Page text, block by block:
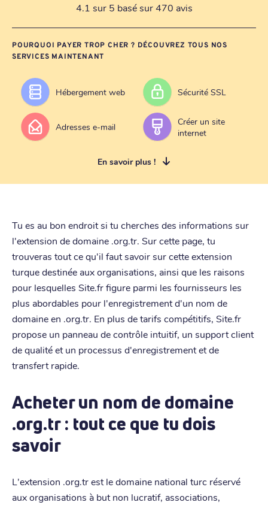
4.1 sur 5 basé sur 470 avis
POURQUOI PAYER TROP CHER ? DÉCOUVREZ TOUS NOS
SERVICES MAINTENANT
Hébergement web Sécurité SSL
Adresses e-mail
Créer un site
internet
En savoir plus !
Tu es au bon endroit si tu cherches des informations sur
l'extension de domaine .org.tr. Sur cette page, tu
trouveras tout ce qu'il faut savoir sur cette extension
turque destinée aux organisations, ainsi que les raisons
pour lesquelles Site.fr figure parmi les fournisseurs les
plus abordables pour l'enregistrement d'un nom de
domaine en .org.tr. En plus de tarifs compétitifs, Site.fr
propose un panneau de contrôle intuitif, un support client
de qualité et un processus d'enregistrement et de
transfert rapide.
Acheter un nom de domaine
.org.tr : tout ce que tu dois
savoir
L'extension .org.tr est le domaine national turc réservé
aux organisations à but non lucratif, associations,